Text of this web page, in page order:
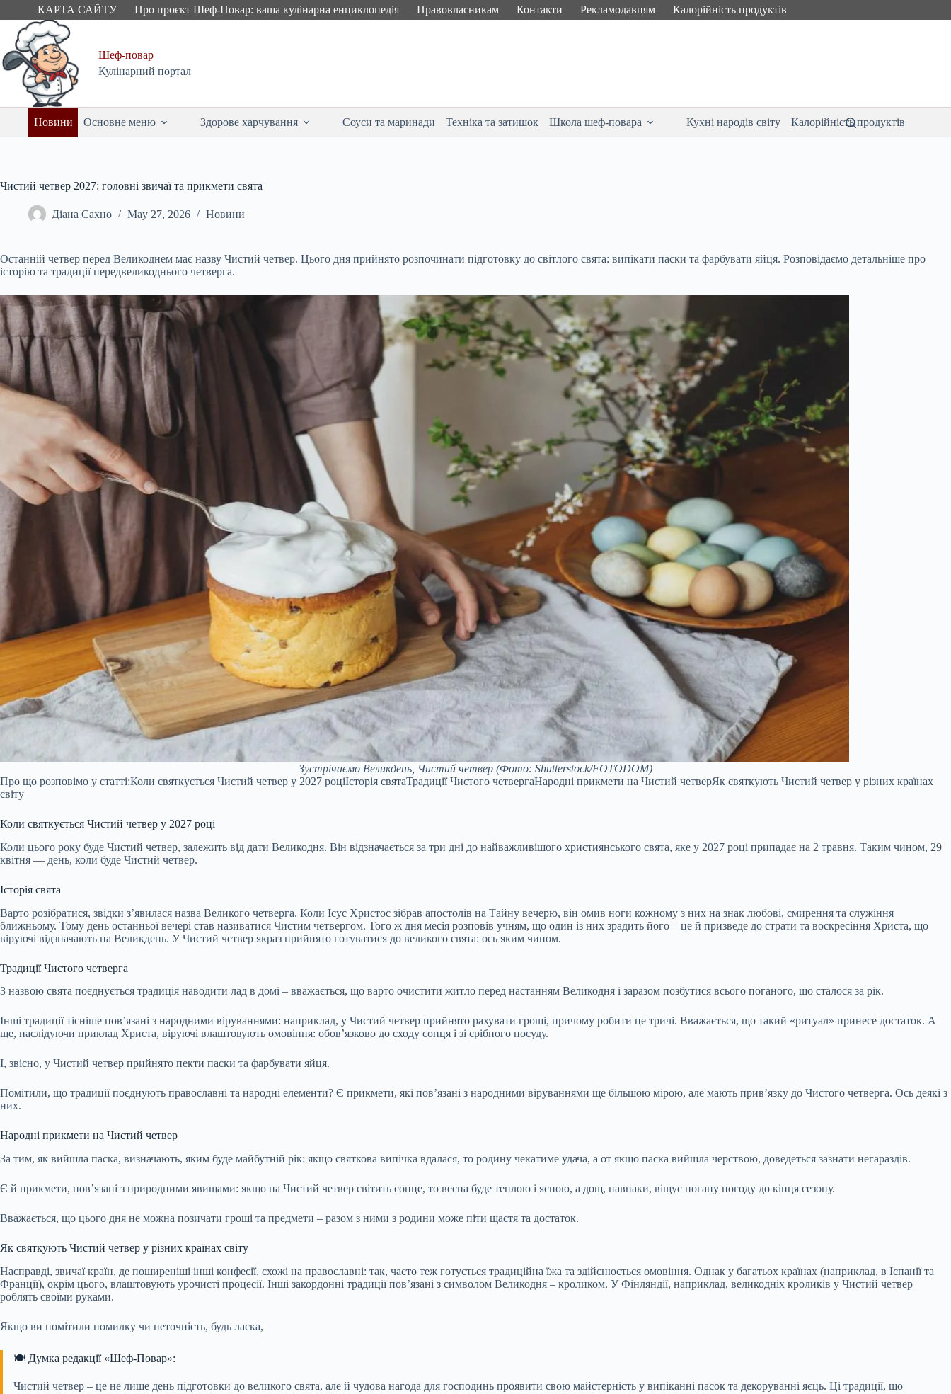
to
content
КАРТА САЙТУ Про проєкт Шеф-Повар: ваша кулінарна енциклопедія Правовласникам Контакти Рекламодавцям Калорійність продуктів
Шеф-повар
Кулінарний портал
Новини Основне меню Здорове харчування Соуси та маринади Техніка та затишок Школа шеф-повара Кухні народів світу Калорійність продуктів
Чистий четвер 2027: головні звичаї та прикмети свята
Діана Сахно May 27, 2026 Новини
Останній четвер перед Великоднем має назву Чистий четвер. Цього дня прийнято розпочинати підготовку до світлого свята: випікати паски та фарбувати яйця. Розповідаємо детальніше про
історію та традиції передвеликоднього четверга.
Зустрічаємо Великдень, Чистий четвер (Фото: Shutterstock/FOTODOM)
Про що розповімо у статті:Коли святкується Чистий четвер у 2027 роціІсторія святаТрадиції Чистого четвергаНародні прикмети на Чистий четверЯк святкують Чистий четвер у різних країнах
світу
Коли святкується Чистий четвер у 2027 році
Коли цього року буде Чистий четвер, залежить від дати Великодня. Він відзначається за три дні до найважливішого християнського свята, яке у 2027 році припадає на 2 травня. Таким чином, 29
квітня — день, коли буде Чистий четвер.
Історія свята
Варто розібратися, звідки з’явилася назва Великого четверга. Коли Ісус Христос зібрав апостолів на Тайну вечерю, він омив ноги кожному з них на знак любові, смирення та служіння
ближньому. Тому день останньої вечері став називатися Чистим четвергом. Того ж дня месія розповів учням, що один із них зрадить його – це й призведе до страти та воскресіння Христа, що
віруючі відзначають на Великдень. У Чистий четвер якраз прийнято готуватися до великого свята: ось яким чином.
Традиції Чистого четверга
З назвою свята поєднується традиція наводити лад в домі – вважається, що варто очистити житло перед настанням Великодня і заразом позбутися всього поганого, що сталося за рік.
Інші традиції тісніше пов’язані з народними віруваннями: наприклад, у Чистий четвер прийнято рахувати гроші, причому робити це тричі. Вважається, що такий «ритуал» принесе достаток. А
ще, наслідуючи приклад Христа, віруючі влаштовують омовіння: обов’язково до сходу сонця і зі срібного посуду.
І, звісно, у Чистий четвер прийнято пекти паски та фарбувати яйця.
Помітили, що традиції поєднують православні та народні елементи? Є прикмети, які пов’язані з народними віруваннями ще більшою мірою, але мають прив’язку до Чистого четверга. Ось деякі з
них.
Народні прикмети на Чистий четвер
За тим, як вийшла паска, визначають, яким буде майбутній рік: якщо святкова випічка вдалася, то родину чекатиме удача, а от якщо паска вийшла черствою, доведеться зазнати негараздів.
Є й прикмети, пов’язані з природними явищами: якщо на Чистий четвер світить сонце, то весна буде теплою і ясною, а дощ, навпаки, віщує погану погоду до кінця сезону.
Вважається, що цього дня не можна позичати гроші та предмети – разом з ними з родини може піти щастя та достаток.
Як святкують Чистий четвер у різних країнах світу
Насправді, звичаї країн, де поширеніші інші конфесії, схожі на православні: так, часто теж готується традиційна їжа та здійснюється омовіння. Однак у багатьох країнах (наприклад, в Іспанії та
Франції), окрім цього, влаштовують урочисті процесії. Інші закордонні традиції пов’язані з символом Великодня – кроликом. У Фінляндії, наприклад, великодніх кроликів у Чистий четвер
роблять своїми руками.
Якщо ви помітили помилку чи неточність, будь ласка,
🍽️ Думка редакції «Шеф-Повар»:
Чистий четвер – це не лише день підготовки до великого свята, але й чудова нагода для господинь проявити свою майстерність у випіканні пасок та декоруванні яєць. Ці традиції, що